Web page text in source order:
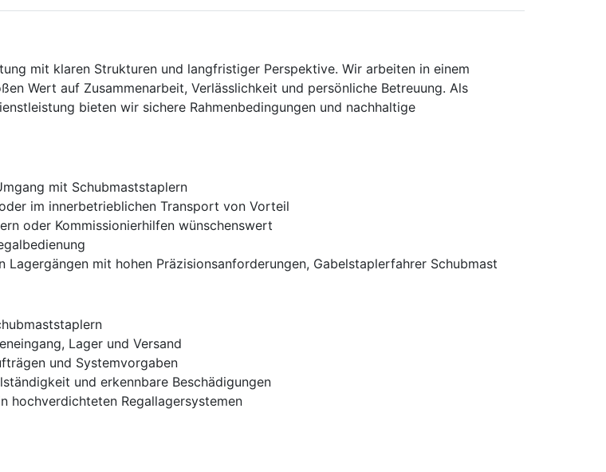
mit klaren Strukturen und langfristiger Perspektive. Wir arbeiten in einem
Wert auf Zusammenarbeit, Verlässlichkeit und persönliche Betreuung. Als
bieten wir sichere Rahmenbedingungen und nachhaltige
mit Schubmaststaplern
im innerbetrieblichen Transport von Vorteil
oder Kommissionierhilfen wünschenswert
mit hohen Präzisionsanforderungen, Gabelstaplerfahrer Schubmast
Lager und Versand
und Systemvorgaben
und erkennbare Beschädigungen
hochverdichteten Regallagersystemen